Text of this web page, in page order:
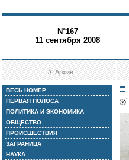
N°167
11 сентября 2008
//Архив
ВЕСЬ НОМЕР
ПЕРВАЯ ПОЛОСА
ПОЛИТИКА И ЭКОНОМИКА
ОБЩЕСТВО
ПРОИСШЕСТВИЯ
ЗАГРАНИЦА
НАУКА